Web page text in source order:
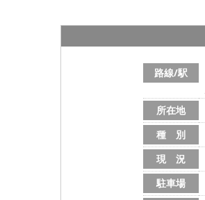
路線/駅
所在地
種 別
現 況
駐車場